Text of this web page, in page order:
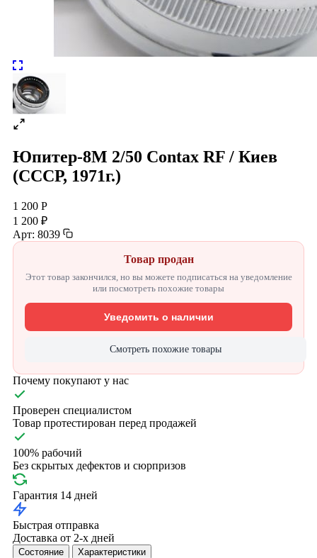
Юпитер-8М 2/50 Contax RF / Киев
(СССР, 1971г.)
1 200 Р
1 200 ₽
Арт: 8039
Товар продан
Этот товар закончился, но вы можете подписаться на уведомление
или посмотреть похожие товары
Уведомить о наличии
Смотреть похожие товары
Почему покупают у нас
Проверен специалистом
Товар протестирован перед продажей
100% рабочий
Без скрытых дефектов и сюрпризов
Гарантия 14 дней
Быстрая отправка
Доставка от 2-х дней
Состояние Характеристики